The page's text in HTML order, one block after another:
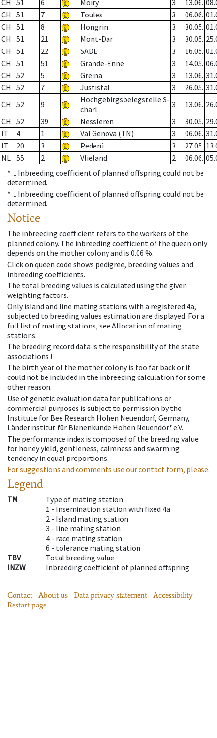
CH 51 6 Moiry 3 13.06.
CH
51 7 Toules 3 06.06.
CH
51 8 Hongrin 3 30.05.
CH
51 21 Mont-Dar 3 30.05.
CH
51 22 SADE 3 16.05.
CH
51 51 Grande-Enne 3 14.05.
CH
52 5 Greina 3 13.06.
CH
52 7 Justistal 3 26.05.
CH
52 9
Hochgebirgsbelegstelle S-
charl
3 13.06.
CH
52 39 Nessleren 3 30.05.
IT
4 1 Val Genova (TN) 3 06.06.
IT
20 3 Pederü 3 27.05.
NL 55 2 Vlieland 2 06.06.
* ... Inbreeding coefficient of planned offspring could not be
determined.
* ... Inbreeding coefficient of planned offspring could not be
determined.
Notice
The inbreeding coefficient refers to the workers of the
planned colony. The inbreeding coefficient of the queen only
depends on the mother colony and is 0.06 %.
Click on queen code shows pedigree, breeding values and
inbreeding coefficients.
The total breeding values is calculated using the given
weighting factors.
Only island and line mating stations with a registered 4a,
subjected to breeding values estimation are displayed. For a
full list of mating stations, see Allocation of mating
stations.
The breeding record data is the responsibility of the state
associations !
The birth year of the mother colony is too far back or it
could not be included in the inbreeding calculation for some
other reason.
Use of genetic evaluation data for publications or
commercial purposes is subject to permission by the
Institute for Bee Research Hohen Neuendorf, Germany,
Länderinstitut für Bienenkunde Hohen Neuendorf e.V.
The performance index is composed of the breeding value
for honey yield, gentleness, calmness and swarming
tendency in equal proportions.
For suggestions and comments use our contact form, please.
Legend
TM
Type of mating station
1 - Insemination station with fixed 4a
2 - Island mating station
3 - line mating station
4 - race mating station
6 - tolerance mating station
TBV
Total breeding value
INZW
Inbreeding coefficient of planned offspring
Contact About us Data privacy statement
Accessibility
Restart page